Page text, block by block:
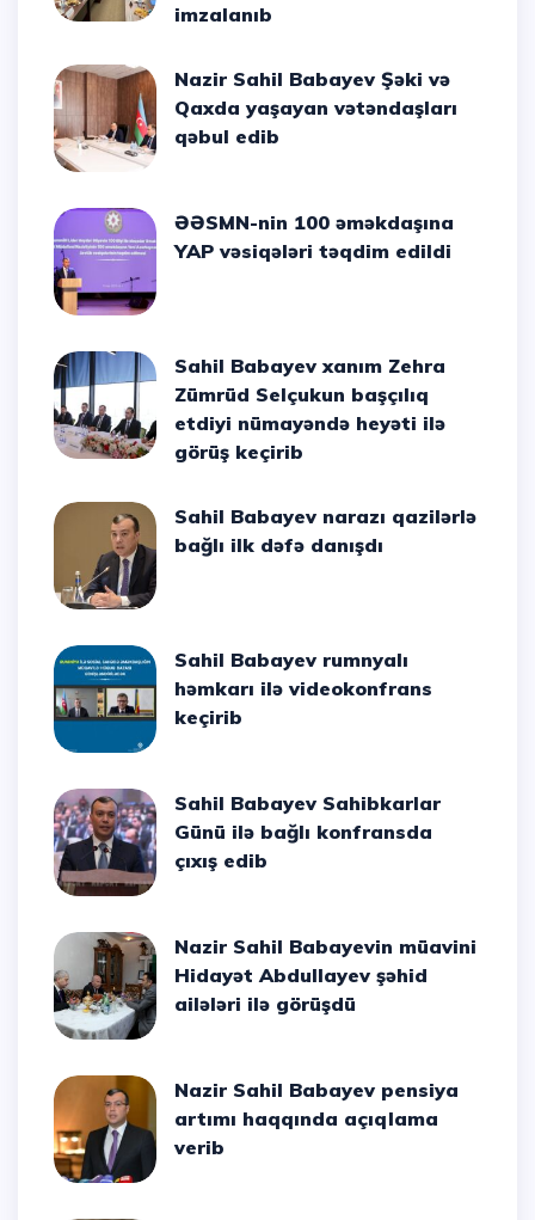
imzalanıb
Nazir Sahil Babayev Şəki və
Qaxda yaşayan vətəndaşları
qəbul edib
ƏƏSMN-nin 100 əməkdaşına
YAP vəsiqələri təqdim edildi
Sahil Babayev xanım Zehra
Zümrüd Selçukun başçılıq
etdiyi nümayəndə heyəti ilə
görüş keçirib
Sahil Babayev narazı qazilərlə
bağlı ilk dəfə danışdı
Sahil Babayev rumnyalı
həmkarı ilə videokonfrans
keçirib
Sahil Babayev Sahibkarlar
Günü ilə bağlı konfransda
çıxış edib
Nazir Sahil Babayevin müavini
Hidayət Abdullayev şəhid
ailələri ilə görüşdü
Nazir Sahil Babayev pensiya
artımı haqqında açıqlama
verib